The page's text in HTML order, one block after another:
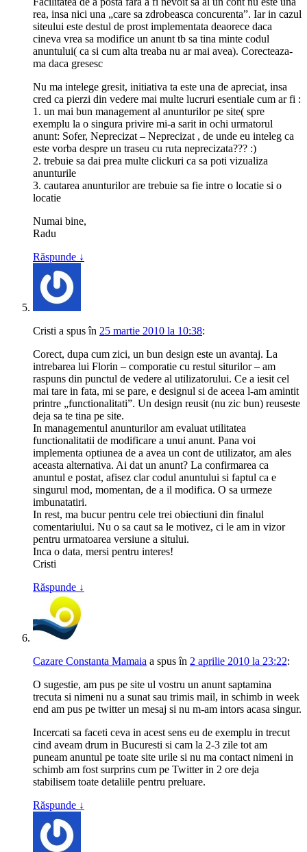
Facilitatea de a posta fara a fi nevoit sa ai un cont nu este una
rea, insa nici una „care sa zdrobeasca concurenta”. Iar in cazul
siteului este destul de prost implementata deaorece daca
cineva vrea sa modifice un anunt tb sa tina minte codul
anuntului( ca si cum alta treaba nu ar mai avea). Corecteaza-
ma daca gresesc
Nu ma intelege gresit, initiativa ta este una de apreciat, insa
cred ca pierzi din vedere mai multe lucruri esentiale cum ar fi :
1. un mai bun management al anunturilor pe site( spre
exemplu la o singura privire mi-a sarit in ochi urmatorul
anunt: Sofer, Neprecizat – Neprecizat , de unde eu inteleg ca
este vorba despre un traseu cu ruta neprecizata??? :)
2. trebuie sa dai prea multe clickuri ca sa poti vizualiza
anunturile
3. cautarea anunturilor are trebuie sa fie intre o locatie si o
locatie
Numai bine,
Radu
Răspunde ↓
Cristi a spusîn 25 martie 2010 la 10:38:
Corect, dupa cum zici, un bun design este un avantaj. La
intrebarea lui Florin – comporatie cu restul siturilor – am
raspuns din punctul de vedere al utilizatorului. Ce a iesit cel
mai tare in fata, mi se pare, e designul si de aceea l-am amintit
printre „functionalitati”. Un design reusit (nu zic bun) reuseste
deja sa te tina pe site.
In managementul anunturilor am evaluat utilitatea
functionalitatii de modificare a unui anunt. Pana voi
implementa optiunea de a avea un cont de utilizator, am ales
aceasta alternativa. Ai dat un anunt? La confirmarea ca
anuntul e postat, afisez clar codul anuntului si faptul ca e
singurul mod, momentan, de a il modifica. O sa urmeze
imbunatatiri.
In rest, ma bucur pentru cele trei obiectiuni din finalul
comentariului. Nu o sa caut sa le motivez, ci le am in vizor
pentru urmatoarea versiune a sitului.
Inca o data, mersi pentru interes!
Cristi
Răspunde ↓
Cazare Constanta Mamaia a spusîn 2 aprilie 2010 la 23:22:
O sugestie, am pus pe site ul vostru un anunt saptamina
trecuta si nimeni nu a sunat sau trimis mail, in schimb in week
end am pus pe twitter un mesaj si nu m-am intors acasa singur.
Incercati sa faceti ceva in acest sens eu de exemplu in trecut
cind aveam drum in Bucuresti si cam la 2-3 zile tot am
puneam anuntul pe toate site urile si nu ma contact nimeni in
schimb am fost surprins cum pe Twitter in 2 ore deja
stabilisem toate detaliile pentru preluare.
Răspunde ↓